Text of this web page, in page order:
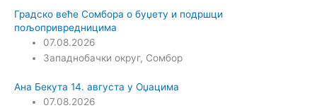
Градско веће Сомбора о буџету и подршци
пољопривредницима
07.08.2026
Западнобачки округ, Сомбор
Ана Бекута 14. августа у Оџацима
07.08.2026